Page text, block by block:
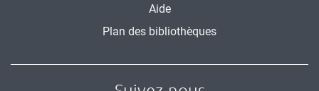
Aide
Plan des bibliothèques